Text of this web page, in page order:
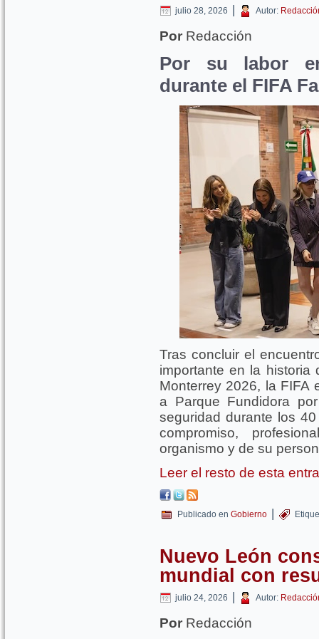
julio 28, 2026 | Autor:
Por Redacción
Por su labor
durante el FIFA
Tras concluir el
importante en la historia
Monterrey 2026, la FIFA
a Parque Fundidora
seguridad durante los
compromiso,
organismo y de su
Leer el resto de esta
Publicado en Gobierno |
Nuevo León
mundial con
julio 24, 2026 | Autor:
Por Redacción